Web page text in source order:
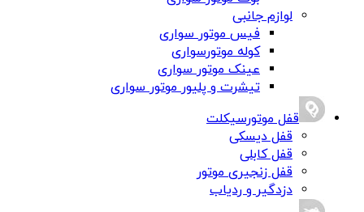
لوازم جانبی
فیس موتور سواری
کوله موتورسواری
عینک موتور سواری
تیشرت و پلیور موتور سواری
قفل موتورسیکلت
قفل دیسکی
قفل کابلی
قفل زنجیری موتور
دزدگیر و ردیاب